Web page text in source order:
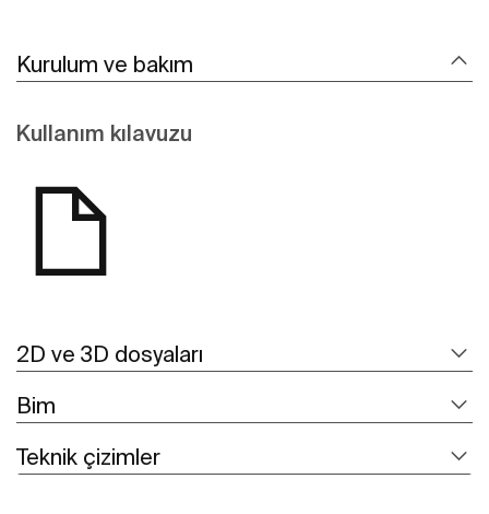
Kurulum ve bakım
Kullanım kılavuzu
2D ve 3D dosyaları
Bim
Teknik çizimler